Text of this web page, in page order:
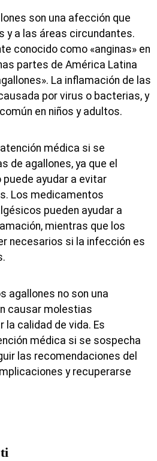
son una afección que
y a las áreas circundantes.
conocido como «anginas» en
partes de América Latina
La inflamación de las
por virus o bacterias, y
en niños y adultos.
médica si se
de agallones, ya que el
ayudar a evitar
Los medicamentos
pueden ayudar a
mientras que los
necesarios si la infección es
agallones no son una
causar molestias
calidad de vida. Es
médica si se sospecha
las recomendaciones del
y recuperarse